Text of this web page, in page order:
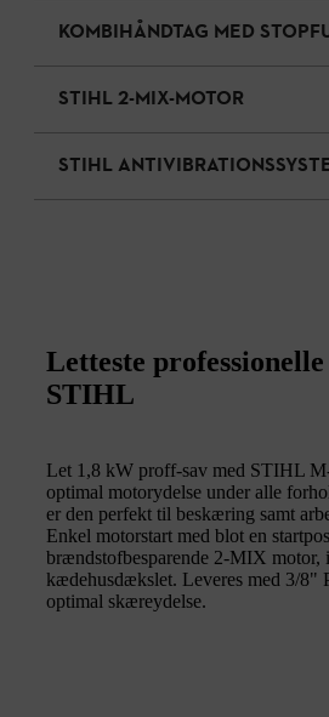
KOMBIHÅNDTAG MED
STIHL 2-MIX-MOTOR
STIHL
Letteste
STIHL
Let 1,8 kW proff-sav med STIHL
optimal motorydelse under alle
er den perfekt til beskæring samt
Enkel motorstart med blot en
brændstofbesparende 2-MIX motor,
kædehusdækslet. Leveres med 3/8"
optimal skæreydelse.